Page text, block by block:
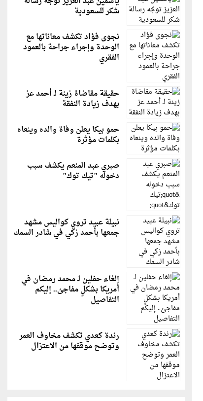
شكر للسعودية
نجوى فؤاد تكشف معاناتها مع
الوحدة وإجراء جراحة بالعمود
الفقري
حقيقة مقاضاة زينة لـ أحمد عز
بهدف زيادة النفقة
حمو بيكا يعلن وفاة والده وينعاه
بكلمات مؤثرة
صبري عبد المنعم يكشف سبب
دخوله "تيك توك"
نبيلة عبيد تروي كواليس مشهد
جمعها بأحمد زكي في شادر السمك
إلغاء حفلين لـ محمد رمضان في
أمريكا بشكلٍ مفاجئ.. إليكم
التفاصيل
رندة كعدي تكشف مخاوف العمر
وتوضح موقفها من الاعتزال